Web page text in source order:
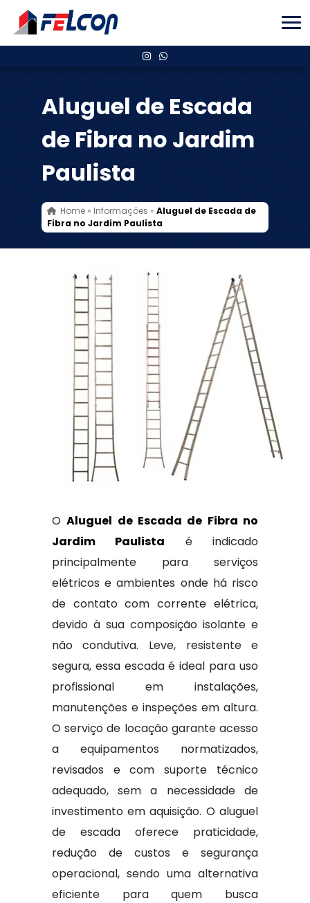
Aluguel de Escada
de Fibra no Jardim
Paulista
Home» Informações » Aluguel de Escada de
Fibra no Jardim Paulista
OAluguel de Escada de Fibra no
Jardim Paulista é indicado
principalmente para serviços
elétricos e ambientes onde há risco
de contato com corrente elétrica,
devido à sua composição isolante e
não condutiva. Leve, resistente e
segura, essa escada é ideal para uso
profissional em instalações,
manutenções e inspeções em altura.
O serviço de locação garante acesso
a equipamentos normatizados,
revisados e com suporte técnico
adequado, sem a necessidade de
investimento em aquisição. O aluguel
de escada oferece praticidade,
redução de custos e segurança
operacional, sendo uma alternativa
eficiente para quem busca